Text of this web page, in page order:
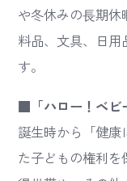
や冬休みの⾧期
料品、文具、日用
す。
■「ハロー！ベビ
誕生時から「健康
た子どもの権利